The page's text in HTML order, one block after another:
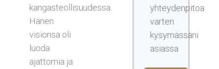
kangasteollisuudessa.
Hänen
visionsa oli
luoda
ajattomia ja
yhteydenpitoa
varten
kysymässäni
asiassa